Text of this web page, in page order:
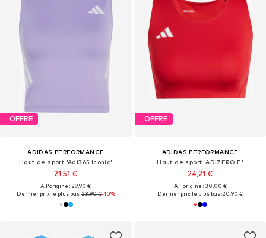
OFFRE
ADIDAS PERFORMANCE
Haut de sport 'Adi365 Iconic'
21,51 €
À l'origine : 29,90 €
Dernier prix le plus bas :23,90 €-10%
OFFRE
ADIDAS PERFORMANCE
Haut de sport 'ADIZERO E'
24,21 €
À l'origine : 30,00 €
Dernier prix le plus bas :20,90 €